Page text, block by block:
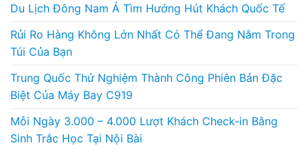
Du Lịch Đông Nam Á Tìm Hướng Hút Khách Quốc Tế
Rủi Ro Hàng Không Lớn Nhất Có Thể Đang Nằm Trong
Túi Của Bạn
Trung Quốc Thử Nghiệm Thành Công Phiên Bản Đặc
Biệt Của Máy Bay C919
Mỗi Ngày 3.000 – 4.000 Lượt Khách Check-in Bằng
Sinh Trắc Học Tại Nội Bài